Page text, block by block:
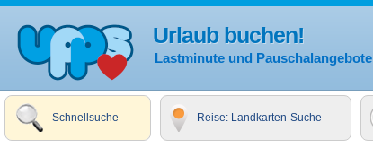
Urlaub buchen!
Lastminute und Pauschalangebote
Schnellsuche Reise: Landkarten-Suche